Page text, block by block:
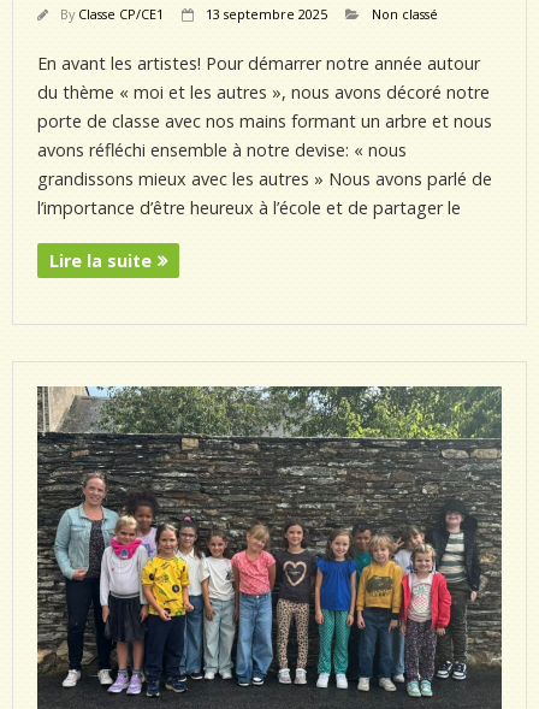
By Classe CP/CE1 13 septembre 2025 Non classé
En avant les artistes! Pour démarrer notre année autour
du thème « moi et les autres », nous avons décoré notre
porte de classe avec nos mains formant un arbre et nous
avons réfléchi ensemble à notre devise: « nous
grandissons mieux avec les autres » Nous avons parlé de
l’importance d’être heureux à l’école et de partager le
Lire la suite